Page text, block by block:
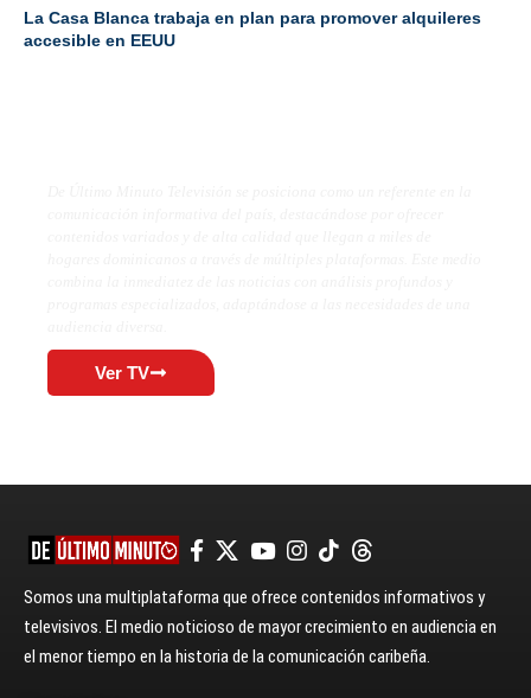
La Casa Blanca trabaja en plan para promover alquileres
accesible en EEUU
Ver TV
Somos una multiplataforma que ofrece contenidos informativos y
televisivos. El medio noticioso de mayor crecimiento en audiencia en
el menor tiempo en la historia de la comunicación caribeña.